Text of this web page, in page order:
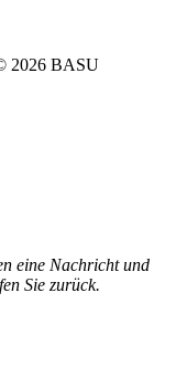
2026 BASU
eine Nachricht und
Sie zurück.